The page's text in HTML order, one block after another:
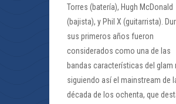
Torres (batería), Hugh McDonald
(bajista), y Phil X (guitarrista).
sus primeros años fueron
considerados como una de las
bandas características del glam
siguiendo así el mainstream de
década de los ochenta, que